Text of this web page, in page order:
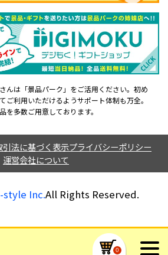
0
んは「景品パーク」をご活用ください。初め
ご利用いただけるようサポート体制も万全。
を多数ご用意しております。
引法に基づく表示プライバシーポリシー
運営会社について
style Inc.All Rights Reserved.